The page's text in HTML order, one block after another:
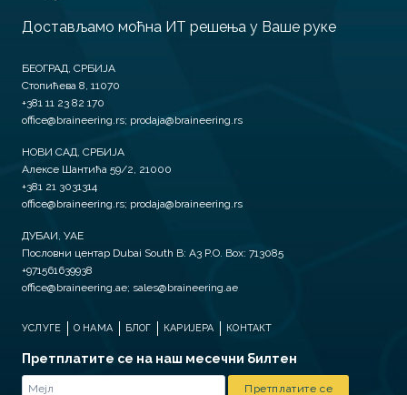
Достављамо моћна ИТ решења у Ваше руке
БЕОГРАД, СРБИЈА
Стопићева 8, 11070
+381 11 23 82 170
office@braineering.rs; prodaja@braineering.rs
НОВИ САД, СРБИЈА
Алексе Шантића 59/2, 21000
+381 21 3031314
office@braineering.rs; prodaja@braineering.rs
ДУБАИ, УАЕ
Пословни центар Dubai South B: A3 P.O. Box: 713085
+971561639938
office@braineering.ae; sales@braineering.ae
УСЛУГЕ О НАМА БЛОГ КАРИЈЕРА КОНТАКТ
Претплатите се на наш месечни билтен